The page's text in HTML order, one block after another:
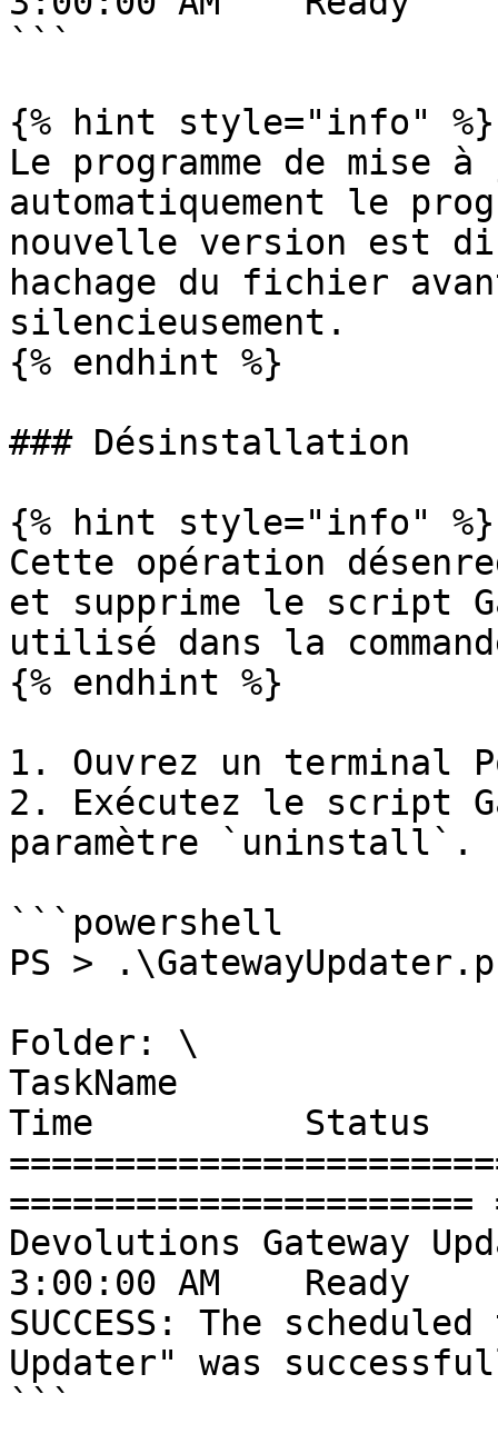
```
{% hint style="info" %}
Le programme de mise
automatiquement le
nouvelle version est
hachage du fichier
silencieusement.
{% endhint %}
### Désinstallation
{% hint style="info" %}
Cette opération
et supprime le script
utilisé dans la
{% endhint %}
1. Ouvrez un terminal
2. Exécutez le script
paramètre `uninstall`.
```powershell
PS >
Folder: \
TaskName
Time          Status
======================
Devolutions Gateway
3:00:00 AM    Ready
SUCCESS: The
Updater" was
```